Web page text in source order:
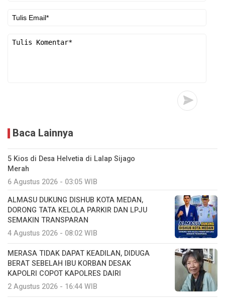
Baca Lainnya
5 Kios di Desa Helvetia di Lalap Sijago
Merah
6 Agustus 2026 - 03:05 WIB
ALMASU DUKUNG DISHUB KOTA MEDAN,
DORONG TATA KELOLA PARKIR DAN LPJU
SEMAKIN TRANSPARAN
4 Agustus 2026 - 08:02 WIB
MERASA TIDAK DAPAT KEADILAN, DIDUGA
BERAT SEBELAH IBU KORBAN DESAK
KAPOLRI COPOT KAPOLRES DAIRI
2 Agustus 2026 - 16:44 WIB